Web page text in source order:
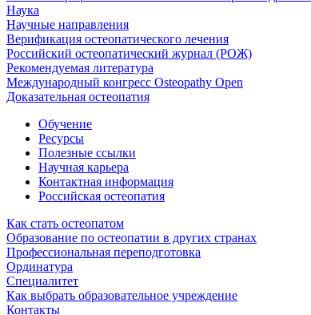
Наука
Научные направления
Верификация остеопатического лечения
Российский остеопатический журнал (РОЖ)
Рекомендуемая литература
Международный конгресс Osteopathy Open
Доказательная остеопатия
Обучение
Ресурсы
Полезные ссылки
Научная карьера
Контактная информация
Российская остеопатия
Как стать остеопатом
Образование по остеопатии в других странах
Профессиональная переподготовка
Ординатура
Специалитет
Как выбрать образовательное учреждение
Контакты